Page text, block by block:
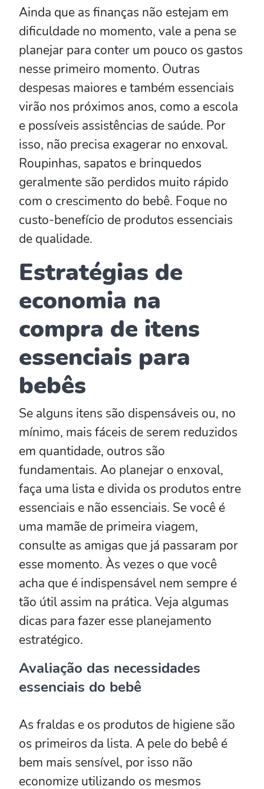
Ainda que as finanças não estejam em
dificuldade no momento, vale a pena se
planejar para conter um pouco os gastos
nesse primeiro momento. Outras
despesas maiores e também essenciais
virão nos próximos anos, como a escola
e possíveis assistências de saúde. Por
isso, não precisa exagerar no enxoval.
Roupinhas, sapatos e brinquedos
geralmente são perdidos muito rápido
com o crescimento do bebê. Foque no
custo-benefício de produtos essenciais
de qualidade.
Estratégias de
economia na
compra de itens
essenciais para
bebês
Se alguns itens são dispensáveis ou, no
mínimo, mais fáceis de serem reduzidos
em quantidade, outros são
fundamentais. Ao planejar o enxoval,
faça uma lista e divida os produtos entre
essenciais e não essenciais. Se você é
uma mamãe de primeira viagem,
consulte as amigas que já passaram por
esse momento. Às vezes o que você
acha que é indispensável nem sempre é
tão útil assim na prática. Veja algumas
dicas para fazer esse planejamento
estratégico.
Avaliação das necessidades
essenciais do bebê
As fraldas e os produtos de higiene são
os primeiros da lista. A pele do bebê é
bem mais sensível, por isso não
economize utilizando os mesmos